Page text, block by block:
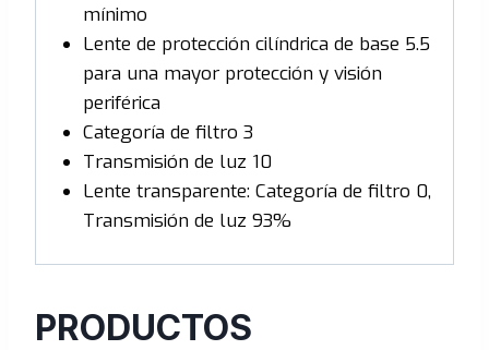
mínimo
Lente de protección cilíndrica de base 5.5
para una mayor protección y visión
periférica
Categoría de filtro 3
Transmisión de luz 10
Lente transparente: Categoría de filtro 0,
Transmisión de luz 93%
PRODUCTOS